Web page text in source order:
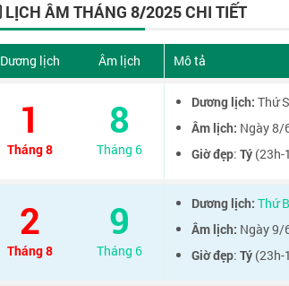
LỊCH ÂM THÁNG 8/2025 CHI TIẾT
Dương lịch Âm lịch Mô tả
1
Tháng 8
8
Tháng 6
Dương lịch: Thứ
Âm lịch: Ngày 8/
Giờ đẹp: Tý (23h-
2
Tháng 8
9
Tháng 6
Dương lịch: Thứ
Âm lịch: Ngày 9/
Giờ đẹp: Tý (23h-